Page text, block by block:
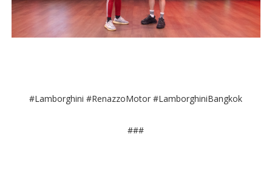
#Lamborghini #RenazzoMotor #LamborghiniBangkok
###